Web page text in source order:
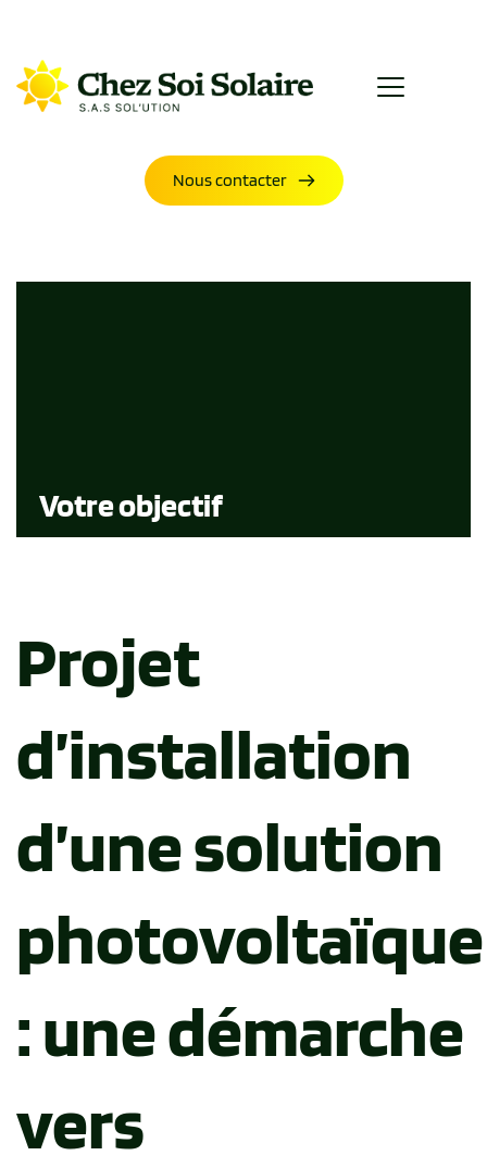
Nous contacter
Votre objectif
Projet
d’installation
d’une solution
photovoltaïque
: une démarche
vers